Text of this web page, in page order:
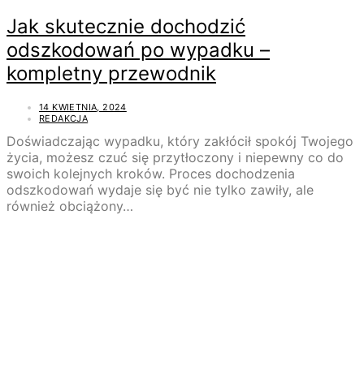
Jak skutecznie dochodzić
odszkodowań po wypadku –
kompletny przewodnik
14 KWIETNIA, 2024
REDAKCJA
Doświadczając wypadku, który zakłócił spokój Twojego
życia, możesz czuć się przytłoczony i niepewny co do
swoich kolejnych kroków. Proces dochodzenia
odszkodowań wydaje się być nie tylko zawiły, ale
również obciążony…